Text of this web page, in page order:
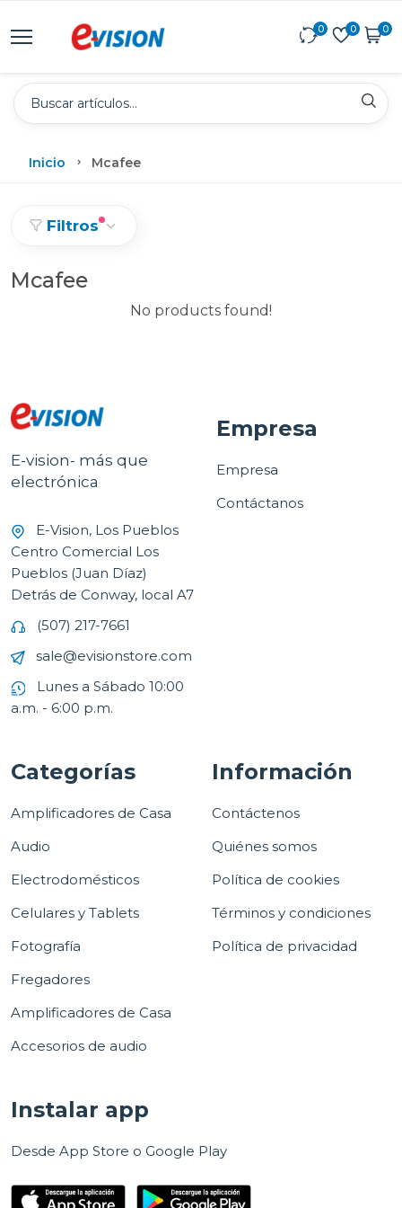
0 0 0
Inicio Mcafee
Filtros
Mcafee
No products found!
E-vision- más que
electrónica
E-Vision, Los Pueblos
Centro Comercial Los
Pueblos (Juan Díaz)
Detrás de Conway, local A7
(507) 217-7661
sale@evisionstore.com
Lunes a Sábado 10:00
a.m. - 6:00 p.m.
Empresa
Empresa
Contáctanos
Categorías
Amplificadores de Casa
Audio
Electrodomésticos
Celulares y Tablets
Fotografía
Fregadores
Amplificadores de Casa
Accesorios de audio
Información
Contáctenos
Quiénes somos
Política de cookies
Términos y condiciones
Política de privacidad
Instalar app
Desde App Store o Google Play